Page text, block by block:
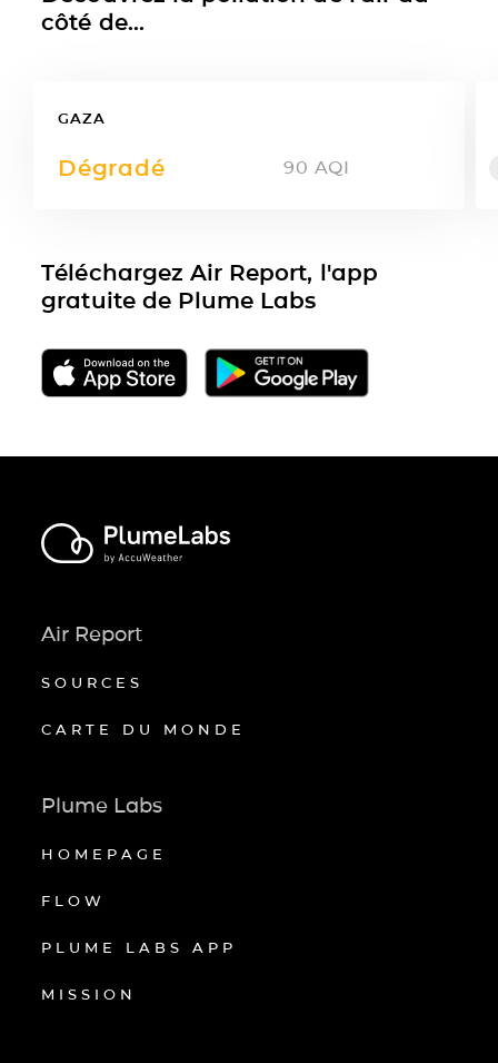
côté de...
GAZA
Dégradé 90 AQI
Téléchargez Air Report, l'app
gratuite de Plume Labs
Air Report
SOURCES
CARTE DU MONDE
Plume Labs
HOMEPAGE
FLOW
PLUME LABS APP
MISSION